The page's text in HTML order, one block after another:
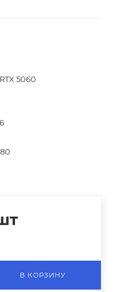
5060
В КОРЗИНУ